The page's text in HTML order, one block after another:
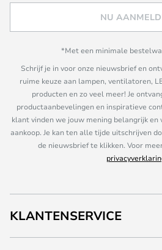
NU
*Met een minimale
Schrijf je in voor onze nieuwsbrief en
ruime keuze aan lampen, ventilatoren,
producten en zo veel meer! Je
productaanbevelingen en inspiratieve
klant vinden we jouw mening belangrijk en
aankoop. Je kan ten alle tijde uitschrijven
de nieuwsbrief te klikken. Voor
KLANTENSERVICE